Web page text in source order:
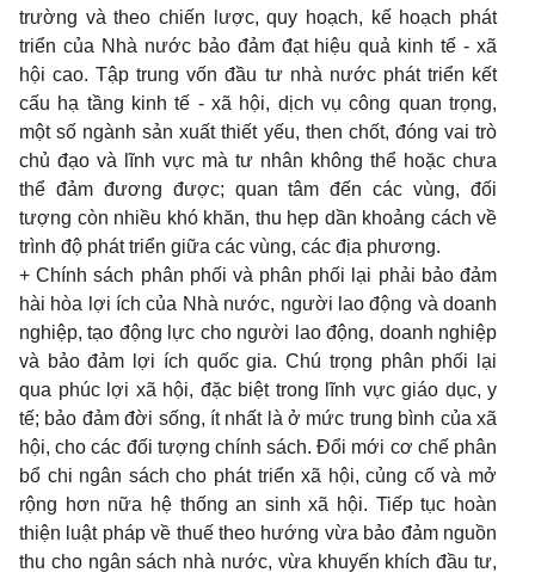
trường và theo chiến lược, quy hoạch, kế hoạch phát
triển của Nhà nước bảo đảm đạt hiệu quả kinh tế - xã
hội cao. Tập trung vốn đầu tư nhà nước phát triển kết
cấu hạ tầng kinh tế - xã hội, dịch vụ công quan trọng,
một số ngành sản xuất thiết yếu, then chốt, đóng vai trò
chủ đạo và lĩnh vực mà tư nhân không thể hoặc chưa
thể đảm đương được; quan tâm đến các vùng, đối
tượng còn nhiều khó khăn, thu hẹp dần khoảng cách về
trình độ phát triển giữa các vùng, các địa phương.
+ Chính sách phân phối và phân phối lại phải bảo đảm
hài hòa lợi ích của Nhà nước, người lao động và doanh
nghiệp, tạo động lực cho người lao động, doanh nghiệp
và bảo đảm lợi ích quốc gia. Chú trọng phân phối lại
qua phúc lợi xã hội, đặc biệt trong lĩnh vực giáo dục, y
tế; bảo đảm đời sống, ít nhất là ở mức trung bình của xã
hội, cho các đối tượng chính sách. Ðổi mới cơ chế phân
bổ chi ngân sách cho phát triển xã hội, củng cố và mở
rộng hơn nữa hệ thống an sinh xã hội. Tiếp tục hoàn
thiện luật pháp về thuế theo hướng vừa bảo đảm nguồn
thu cho ngân sách nhà nước, vừa khuyến khích đầu tư,